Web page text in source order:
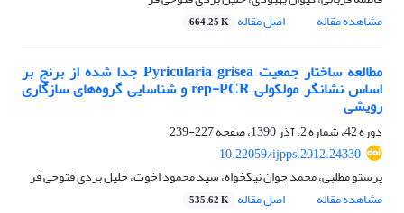
مشاهده مقاله
اصل مقاله 664.25 K
مطالعه ساختار جمعیت Pyricularia grisea جدا شده از برنج بر
اساس نشانگر مولکولی rep-PCR و شناسایی گروه‌های سازگاری
رویشی
دوره 42، شماره 2، آذر 1390، صفحه
227-239
10.22059/ijpps.2012.24330
پرستو مطلبی، محمد جوان نیکخواه، سید محمود اخوت، خلیل بردی فتوحی فر
مشاهده مقاله
اصل مقاله 535.62 K